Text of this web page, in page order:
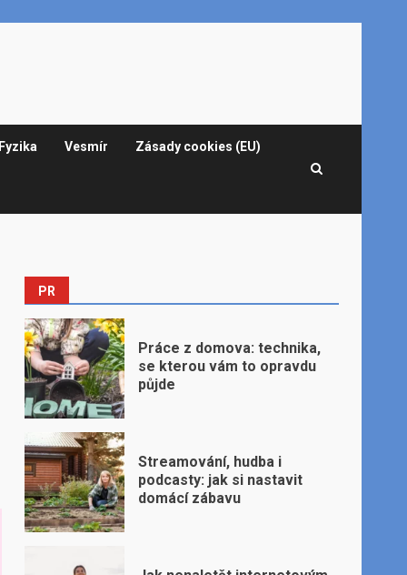
Vesmír Zásady cookies (EU)
PR
Práce z domova: technika,
se kterou vám to opravdu
půjde
Streamování, hudba i
podcasty: jak si nastavit
domácí zábavu